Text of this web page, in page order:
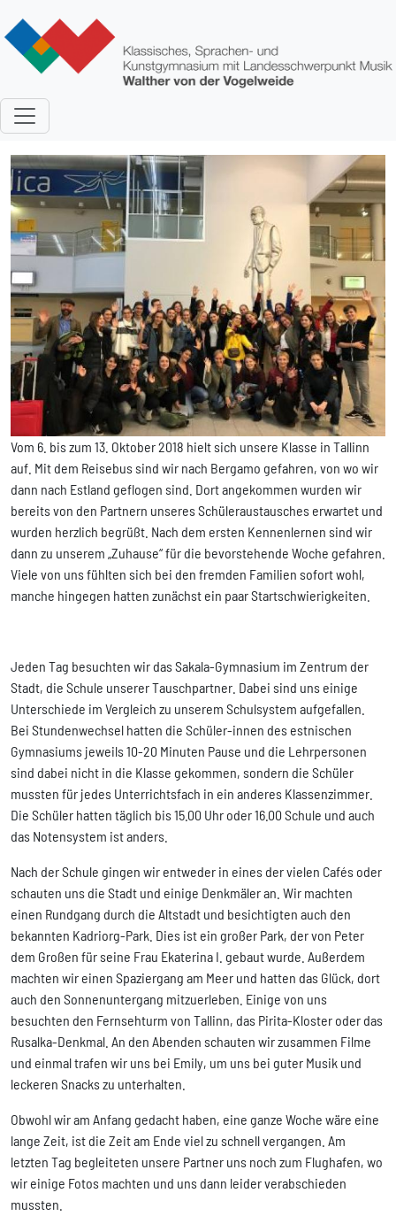
Bild
Vom 6. bis zum 13. Oktober 2018 hielt sich unsere Klasse in Tallinn
auf. Mit dem Reisebus sind wir nach Bergamo gefahren, von wo wir
dann nach Estland geflogen sind. Dort angekommen wurden wir
bereits von den Partnern unseres Schüleraustausches erwartet und
wurden herzlich begrüßt. Nach dem ersten Kennenlernen sind wir
dann zu unserem „Zuhause“ für die bevorstehende Woche gefahren.
Viele von uns fühlten sich bei den fremden Familien sofort wohl,
manche hingegen hatten zunächst ein paar Startschwierigkeiten.
Jeden Tag besuchten wir das Sakala-Gymnasium im Zentrum der
Stadt, die Schule unserer Tauschpartner. Dabei sind uns einige
Unterschiede im Vergleich zu unserem Schulsystem aufgefallen.
Bei Stundenwechsel hatten die Schüler-innen des estnischen
Gymnasiums jeweils 10-20 Minuten Pause und die Lehrpersonen
sind dabei nicht in die Klasse gekommen, sondern die Schüler
mussten für jedes Unterrichtsfach in ein anderes Klassenzimmer.
Die Schüler hatten täglich bis 15.00 Uhr oder 16.00 Schule und auch
das Notensystem ist anders.
Nach der Schule gingen wir entweder in eines der vielen Cafés oder
schauten uns die Stadt und einige Denkmäler an. Wir machten
einen Rundgang durch die Altstadt und besichtigten auch den
bekannten Kadriorg-Park. Dies ist ein großer Park, der von Peter
dem Großen für seine Frau Ekaterina I. gebaut wurde. Außerdem
machten wir einen Spaziergang am Meer und hatten das Glück, dort
auch den Sonnenuntergang mitzuerleben. Einige von uns
besuchten den Fernsehturm von Tallinn, das Pirita-Kloster oder das
Rusalka-Denkmal. An den Abenden schauten wir zusammen Filme
und einmal trafen wir uns bei Emily, um uns bei guter Musik und
leckeren Snacks zu unterhalten.
Obwohl wir am Anfang gedacht haben, eine ganze Woche wäre eine
lange Zeit, ist die Zeit am Ende viel zu schnell vergangen. Am
letzten Tag begleiteten unsere Partner uns noch zum Flughafen, wo
wir einige Fotos machten und uns dann leider verabschieden
mussten.